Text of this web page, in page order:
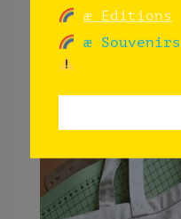
æ Editions
æ Souvenirs